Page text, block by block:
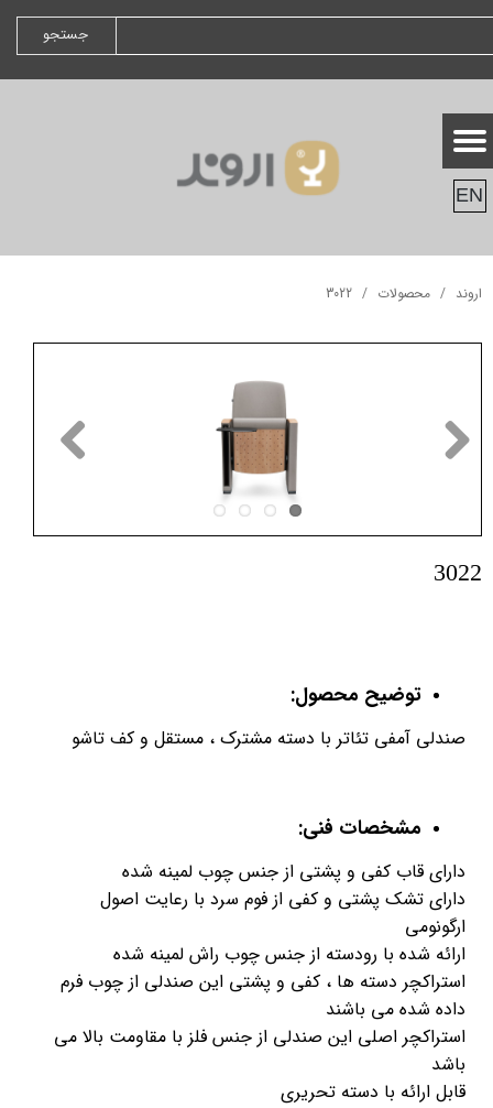
جستجو
EN
اروند محصولات 3022
3022
توضیح محصول:
صندلی آمفی تئاتر با دسته مشترک ، مستقل و کف تاشو
مشخصات فنی:
دارای قاب کفی و پشتی از جنس چوب لمینه شده
دارای تشک پشتی و کفی از فوم سرد با رعایت اصول
ارگونومی
ارائه شده با رودسته از جنس چوب راش لمینه شده
استراکچر دسته ها ، کفی و پشتی این صندلی از چوب فرم
داده شده می باشند
استراکچر اصلی این صندلی از جنس فلز با مقاومت بالا می
باشد
قابل ارائه با دسته تحریری